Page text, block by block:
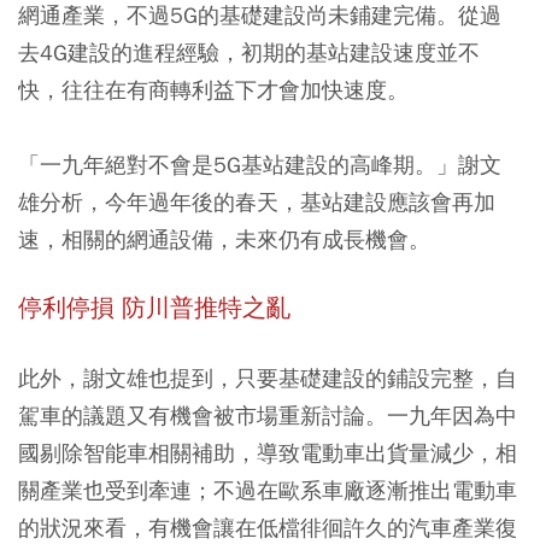
網通產業，不過5G的基礎建設尚未鋪建完備。從過
去4G建設的進程經驗，初期的基站建設速度並不
快，往往在有商轉利益下才會加快速度。
「一九年絕對不會是5G基站建設的高峰期。」謝文
雄分析，今年過年後的春天，基站建設應該會再加
速，相關的網通設備，未來仍有成長機會。
停利停損 防川普推特之亂
此外，謝文雄也提到，只要基礎建設的鋪設完整，自
駕車的議題又有機會被市場重新討論。一九年因為中
國剔除智能車相關補助，導致電動車出貨量減少，相
關產業也受到牽連；不過在歐系車廠逐漸推出電動車
的狀況來看，有機會讓在低檔徘徊許久的汽車產業復